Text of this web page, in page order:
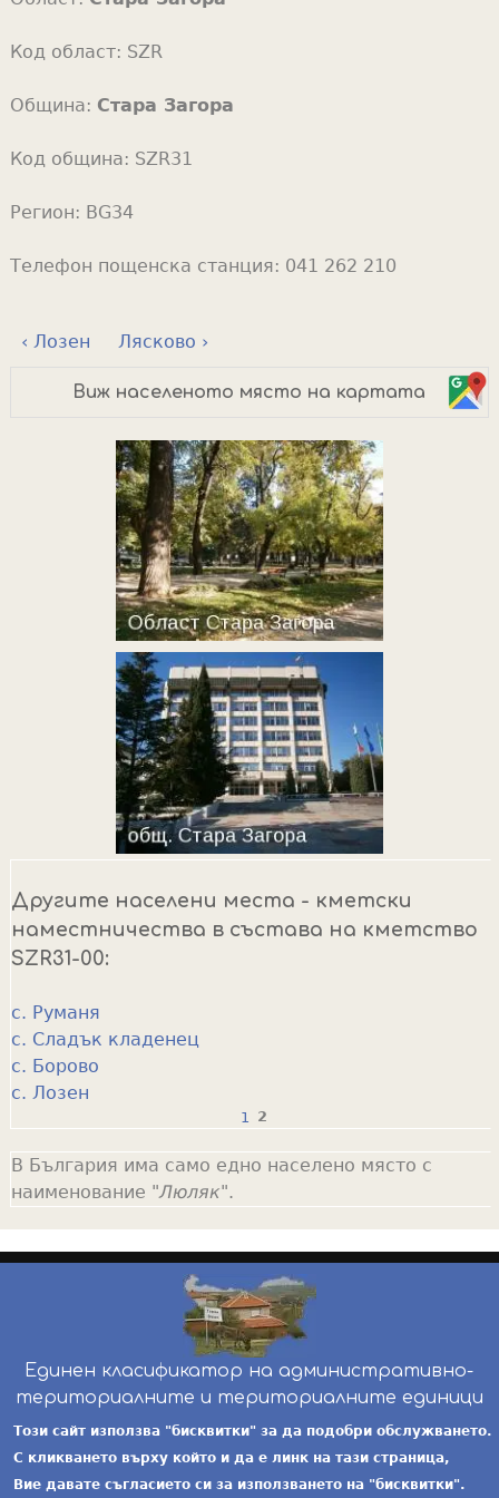
Код област: SZR
Община: Стара Загора
Код община: SZR31
Регион: BG34
Телефон пощенска станция: 041 262 210
‹ Лозен Лясково ›
Виж населеното място на картата
Другите населени места - кметски
наместничества в състава на кметство
SZR31-00:
с. Руманя
с. Сладък кладенец
с. Борово
с. Лозен
a
g
e
1 2
В България има само едно населено място с
наименование "Люляк".
Единен класификатор на административно-
териториалните и териториалните единици
инж. Бойчо Добрев-ekatte.com-условия за
ползване
Този сайт използва "бисквитки" за да подобри обслужването.
С кликването върху който и да е линк на тази страница,
Вие давате съгласието си за използването на "бисквитки".